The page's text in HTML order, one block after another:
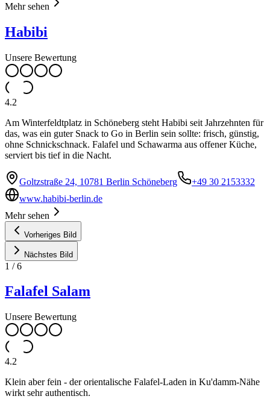
Mehr sehen
Habibi
Unsere Bewertung
4.2
Am Winterfeldtplatz in Schöneberg steht Habibi seit Jahrzehnten für
das, was ein guter Snack to Go in Berlin sein sollte: frisch, günstig,
ohne Schnickschnack. Falafel und Schawarma aus offener Küche,
serviert bis tief in die Nacht.
Goltzstraße 24, 10781 Berlin Schöneberg
+49 30 2153332
www.habibi-berlin.de
Mehr sehen
Vorheriges Bild
Nächstes Bild
1 /6
Falafel Salam
Unsere Bewertung
4.2
Klein aber fein - der orientalische Falafel-Laden in Ku'damm-Nähe
wirkt sehr authentisch.